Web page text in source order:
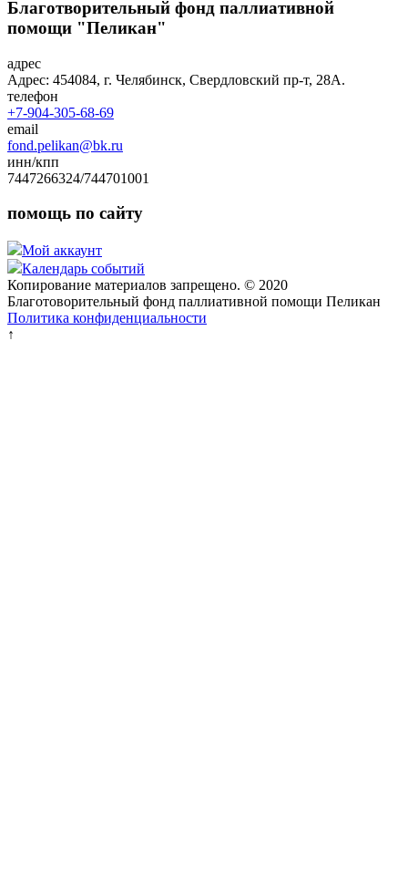
Благотворительный фонд паллиативной
помощи "Пеликан"
адрес
Адрес: 454084, г. Челябинск, Свердловский пр-т, 28А.
телефон
+7-904-305-68-69
email
fond.pelikan@bk.ru
инн/кпп
7447266324/744701001
помощь по сайту
Мой аккаунт
Календарь событий
Копирование материалов запрещено. © 2020
Благотоворительный фонд паллиативной помощи Пеликан
Политика конфиденциальности
↑